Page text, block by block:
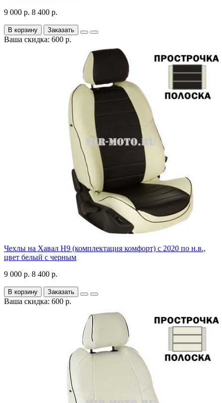
9 000 р. 8 400 р.
В корзину Заказать
Ваша скидка: 600 р.
Чехлы на Хавал H9 (комплектация комфорт) с 2020 по н.в.,
цвет белый с черным
9 000 р. 8 400 р.
В корзину Заказать
Ваша скидка: 600 р.